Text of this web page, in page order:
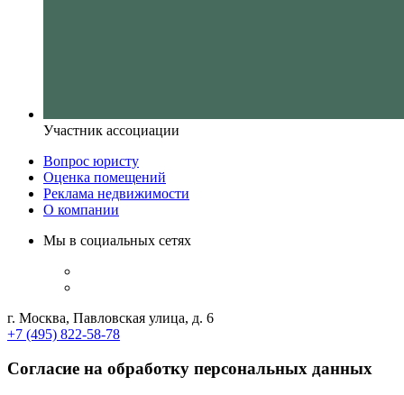
Участник ассоциации
Вопрос юристу
Оценка помещений
Реклама недвижимости
О компании
Мы в социальных сетях
г. Москва, Павловская улица, д. 6
+7 (495) 822-58-78
Согласие на обработку персональных данных